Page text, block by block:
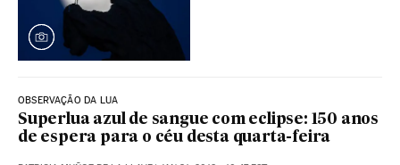
OBSERVAÇÃO DA LUA
Superlua azul de sangue com eclipse: 150 anos
de espera para o céu desta quarta-feira